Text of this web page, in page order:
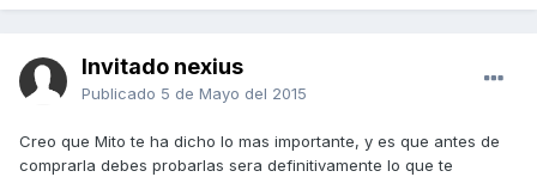
Invitado nexius
Publicado 5 de Mayo del 2015
Creo que Mito te ha dicho lo mas importante, y es que antes de
comprarla debes probarlas sera definitivamente lo que te